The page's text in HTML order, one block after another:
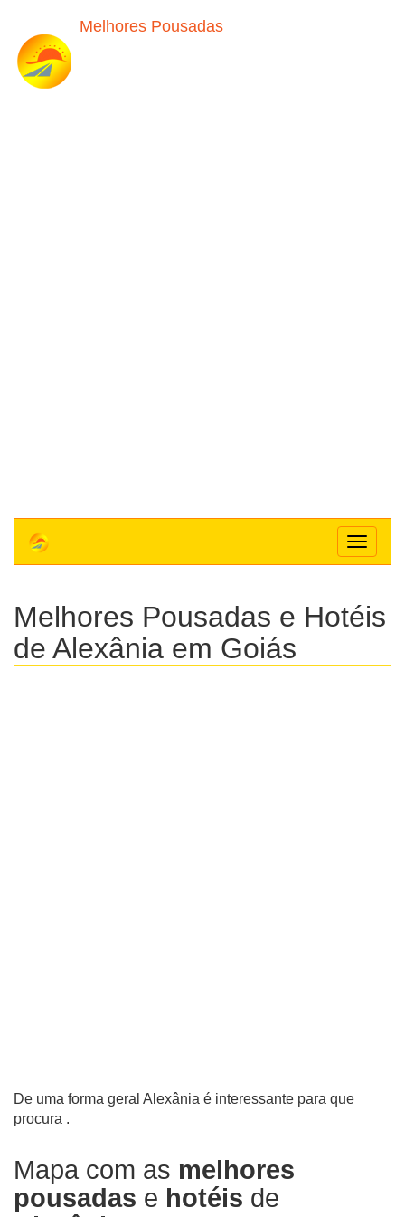
Melhores Pousadas
Toggle
Melhores Pousadas e Hotéis
de Alexânia em Goiás
De uma forma geral Alexânia é interessante para que
procura .
Mapa com as melhores
pousadas e hotéis de